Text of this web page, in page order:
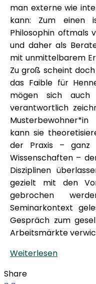
man externe wie
kann: Zum einen
Philosophin oftmals
und daher als
mit unmittelbarem
Zu groß scheint
das Faible für
mögen sich auch
verantwortlich
kann sie
der Praxis –
Wissenschaften –
Disziplinen
gezielt mit den
gebrochen
Seminarkontext
Gespräch zum
Arbeitsmärkte
Weiterlesen
Share